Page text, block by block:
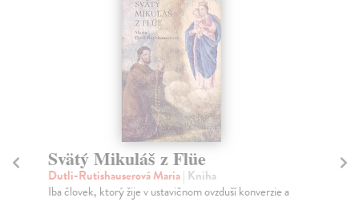
Svätý Mikuláš z Flüe
Dutli-Rutishauserová Maria| Kniha
Iba človek, ktorý žije v ustavičnom ovzduší konverzie a